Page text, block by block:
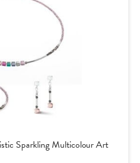
Sparkling Multicolour Art